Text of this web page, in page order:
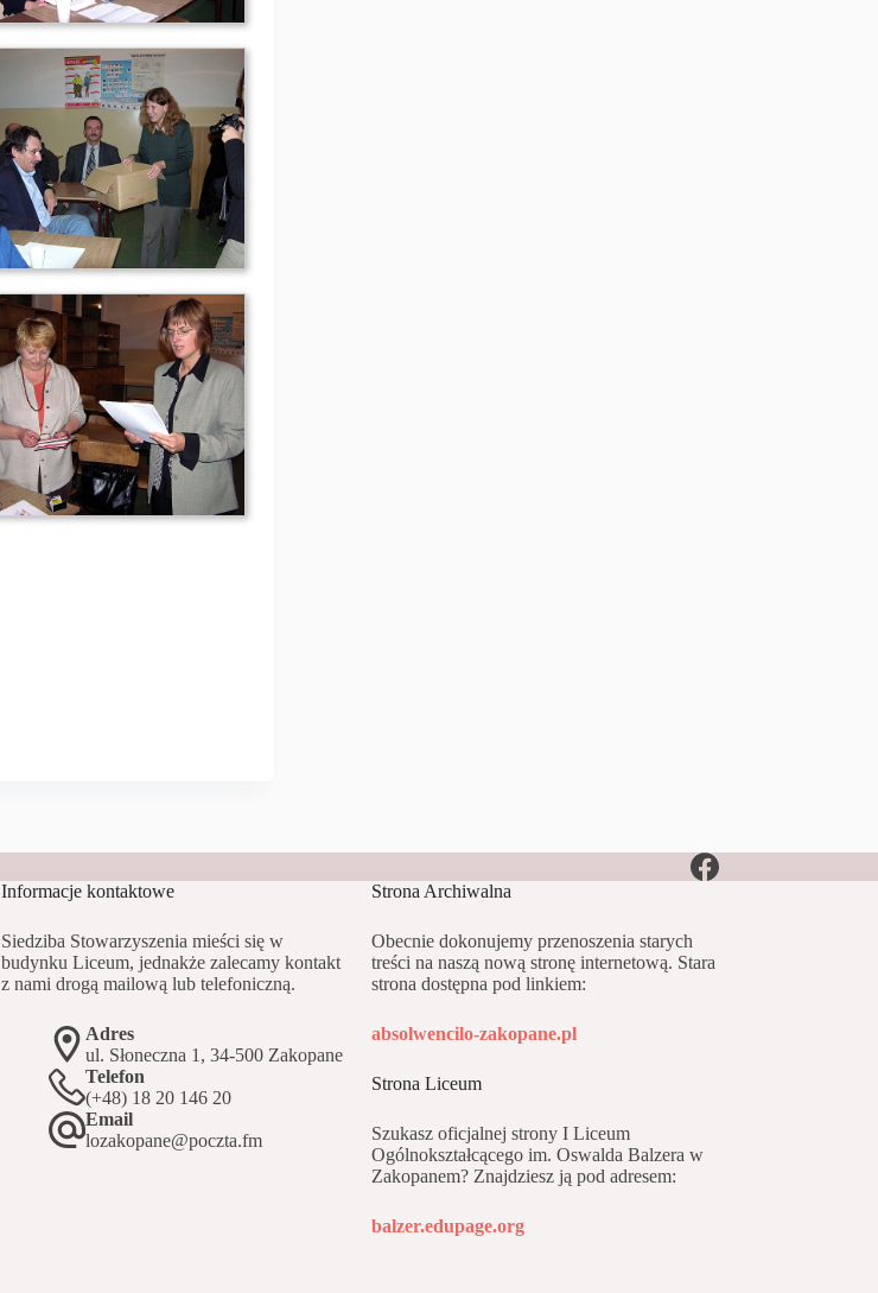
Informacje kontaktowe
Siedziba Stowarzyszenia mieści się w
budynku Liceum, jednakże zalecamy kontakt
z nami drogą mailową lub telefoniczną.
Adres
ul. Słoneczna 1, 34-500 Zakopane
Telefon
(+48) 18 20 146 20
Email
lozakopane@poczta.fm
Strona Archiwalna
Obecnie dokonujemy przenoszenia starych
treści na naszą nową stronę internetową. Stara
strona dostępna pod linkiem:
absolwencilo-zakopane.pl
Strona Liceum
Szukasz oficjalnej strony I Liceum
Ogólnokształcącego im. Oswalda Balzera w
Zakopanem? Znajdziesz ją pod adresem:
balzer.edupage.org